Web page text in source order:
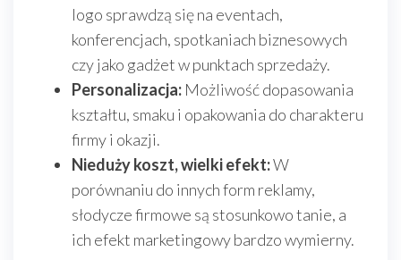
logo sprawdzą się na eventach,
konferencjach, spotkaniach biznesowych
czy jako gadżet w punktach sprzedaży.
Personalizacja: Możliwość dopasowania
kształtu, smaku i opakowania do charakteru
firmy i okazji.
Nieduży koszt, wielki efekt:W
porównaniu do innych form reklamy,
słodycze firmowe są stosunkowo tanie, a
ich efekt marketingowy bardzo wymierny.